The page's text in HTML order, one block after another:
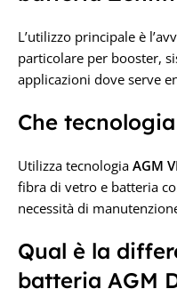
L’utilizzo principale è
particolare per booster,
applicazioni dove serve
Che
Utilizza tecnologia AGM
fibra di vetro e batteria
necessità di
Qual è la
batteria AGM